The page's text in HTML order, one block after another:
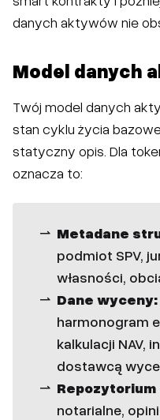
danych aktywów nie
Model danych
Twój model danych
stan cyklu życia
statyczny opis. Dla
oznacza to:
Metadane
podmiot SPV,
własności,
Dane wyceny:
harmonogram
kalkulacji NAV,
dostawcą
notarialne,